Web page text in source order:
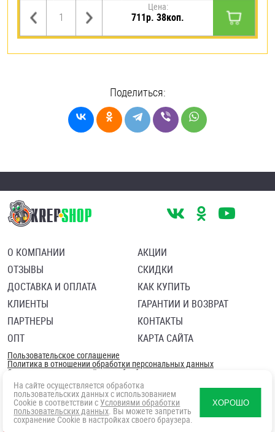
Цена:
711р. 38коп.
Поделиться:
О КОМПАНИИ
ОТЗЫВЫ
ДОСТАВКА И ОПЛАТА
КЛИЕНТЫ
ПАРТНЕРЫ
ОПТ
АКЦИИ
СКИДКИ
КАК КУПИТЬ
ГАРАНТИИ И ВОЗВРАТ
КОНТАКТЫ
КАРТА САЙТА
Пользовательское соглашение
Политика в отношении обработки персональных данных
Согласие посетителя сайта на обработку персональных данны
На сайте осуществляется обработка
пользовательских данных с использованием
Cookie в соответствии с Условиями обработки
пользовательских данных. Вы можете запретить
сохранение Cookie в настройках своего браузера.
ХОРОШО